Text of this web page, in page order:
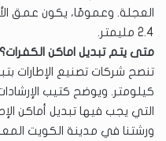
العجلة. وعمومًا، يكون عمق
2.4 مليمتر.
متى يتم تبديل اماكن الكفرات؟
كيلومتر. ويوضح كتيب
التي يجب فيها تبديل أماكن
ورشتنا في مدينة الكويت